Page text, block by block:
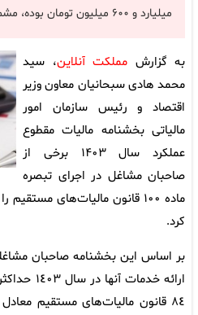
میلیارد و ۶۰۰ میلیون تومان بوده، مشمول مالیات مقطوع می‌شوند.
به گزارش مملکت آنلاین، سید
محمد هادی سبحانیان معاون وزیر
اقتصاد و رئیس سازمان امور
مالیاتی بخشنامه مالیات مقطوع
عملکرد سال ١۴٠۳ برخی از
صاحبان مشاغل در اجرای تبصره
ماده ١٠٠ قانون مالیات‌های
کرد.
بر اساس این بخشنامه صاحبان